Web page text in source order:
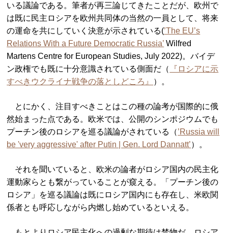
いる議論である。筆者が再三論じてきたことだが、欧州で
は既に民主ロシアを欧州共同体の当然の一員として、将来
の運命を共にしていく決意が示されている(’The EU’s
Relations With a Future Democratic Russia’ Wilfred
Martens Centre for European Studies, July 2022)。バイデ
ン政権でも既に十分意識されている側面だ（
『ロシアに示
すべきウクライナ戦争の落としどころ』
）。
とにかく、注目すべきことはこの種の論考が国際的に俄
然始まった点である。欧米では、公開のシンポジウムでも
プーチン後のロシアを巡る議論がされている（’Russia will
be 'very aggressive' after Putin | Gen. Lord Dannatt’）。
それを聞いていると、欧米の論者がロシア国内の民主化
運動家らとも繋がっていることが窺える。「プーチン後の
ロシア」を巡る議論は既にロシア国内にも存在し、米欧関
係者とも呼応しながら内燃し始めているといえる。